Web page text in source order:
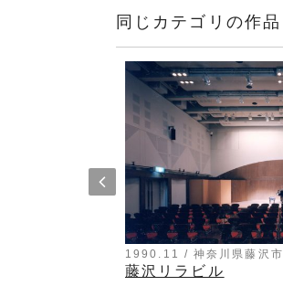
同じカテゴリの作品
1990.11 / 神奈川県藤沢市
藤沢リラビル